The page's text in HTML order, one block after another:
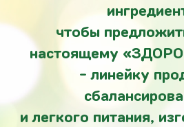
чтобы
настоящему
- линейку
и легкого питания,